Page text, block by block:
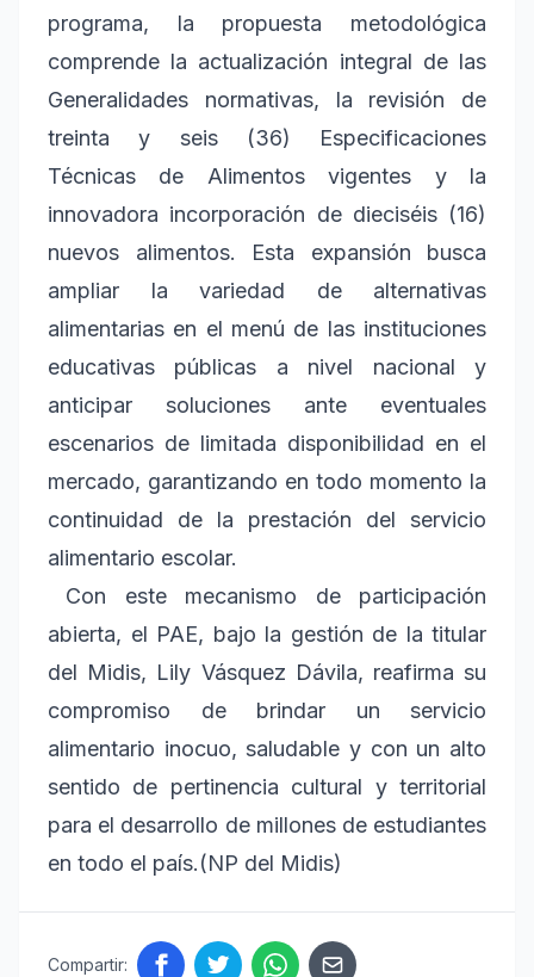
programa, la propuesta metodológica
comprende la actualización integral de las
Generalidades normativas, la revisión de
treinta y seis (36) Especificaciones
Técnicas de Alimentos vigentes y la
innovadora incorporación de dieciséis (16)
nuevos alimentos. Esta expansión busca
ampliar la variedad de alternativas
alimentarias en el menú de las instituciones
educativas públicas a nivel nacional y
anticipar soluciones ante eventuales
escenarios de limitada disponibilidad en el
mercado, garantizando en todo momento la
continuidad de la prestación del servicio
alimentario escolar.
Con este mecanismo de participación
abierta, el PAE, bajo la gestión de la titular
del Midis, Lily Vásquez Dávila, reafirma su
compromiso de brindar un servicio
alimentario inocuo, saludable y con un alto
sentido de pertinencia cultural y territorial
para el desarrollo de millones de estudiantes
en todo el país.(NP del Midis)
Compartir: